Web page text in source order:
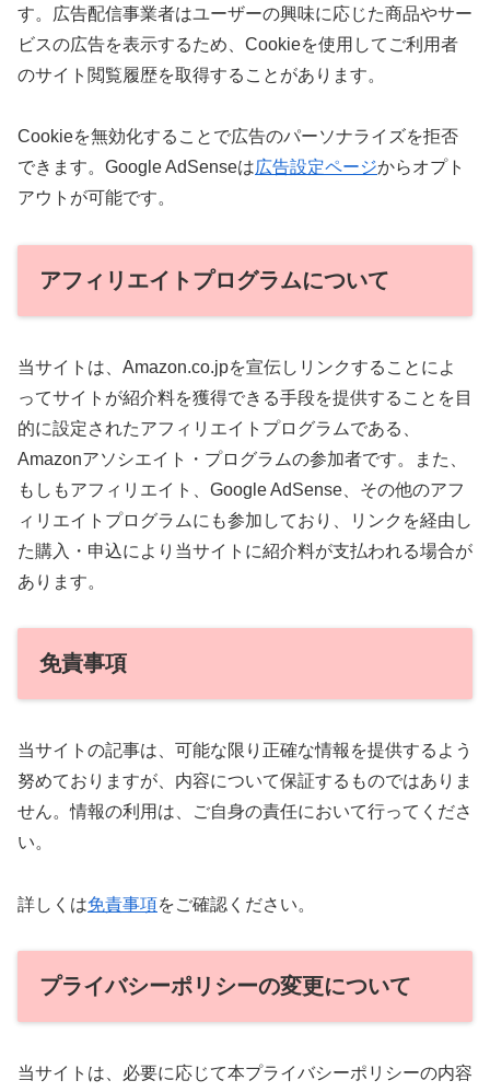
す。広告配信事業者はユーザーの興味に応じた商品やサー
ビスの広告を表示するため、Cookieを使用してご利用者
のサイト閲覧履歴を取得することがあります。
Cookieを無効化することで広告のパーソナライズを拒否
できます。Google AdSenseは広告設定ページからオプト
アウトが可能です。
アフィリエイトプログラムについて
当サイトは、Amazon.co.jpを宣伝しリンクすることによ
ってサイトが紹介料を獲得できる手段を提供することを目
的に設定されたアフィリエイトプログラムである、
Amazonアソシエイト・プログラムの参加者です。また、
もしもアフィリエイト、Google AdSense、その他のアフ
ィリエイトプログラムにも参加しており、リンクを経由し
た購入・申込により当サイトに紹介料が支払われる場合が
あります。
免責事項
当サイトの記事は、可能な限り正確な情報を提供するよう
努めておりますが、内容について保証するものではありま
せん。情報の利用は、ご自身の責任において行ってくださ
い。
詳しくは免責事項をご確認ください。
プライバシーポリシーの変更について
当サイトは、必要に応じて本プライバシーポリシーの内容